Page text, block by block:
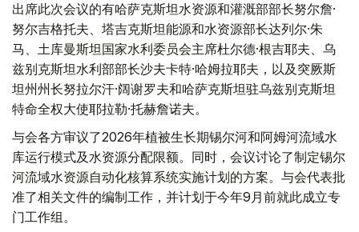
出席此次会议的有哈萨克斯坦水资源和灌溉部部长努尔詹·
努尔吉格托夫、塔吉克斯坦能源和水资源部长达列尔·朱
马、土库曼斯坦国家水利委员会主席杜尔德·根吉耶夫、乌
兹别克斯坦水利部部长沙夫卡特·哈姆拉耶夫，以及突厥斯
坦州州长努拉尔汗·阔谢罗夫和哈萨克斯坦驻乌兹别克斯坦
特命全权大使耶拉勒·托赫詹诺夫。
与会各方审议了2026年植被生长期锡尔河和阿姆河流域水
库运行模式及水资源分配限额。同时，会议讨论了制定锡尔
河流域水资源自动化核算系统实施计划的方案。与会代表批
准了相关文件的编制工作，并计划于今年9月前就此成立专
门工作组。